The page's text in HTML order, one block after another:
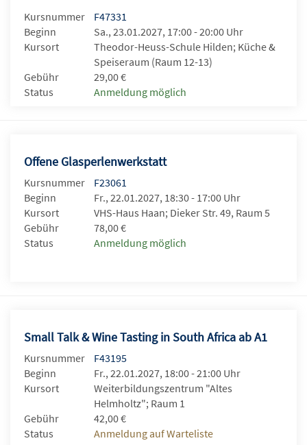
Kursnummer
F47331
Beginn
Sa., 23.01.2027, 17:00 - 20:00 Uhr
Kursort
Theodor-Heuss-Schule Hilden; Küche &
Speiseraum (Raum 12-13)
Gebühr
29,00 €
Status
Anmeldung möglich
Offene Glasperlenwerkstatt
Kursnummer
F23061
Beginn
Fr., 22.01.2027, 18:30 - 17:00 Uhr
Kursort
VHS-Haus Haan; Dieker Str. 49, Raum 5
Gebühr
78,00 €
Status
Anmeldung möglich
Small Talk & Wine Tasting in South Africa ab A1
Kursnummer
F43195
Beginn
Fr., 22.01.2027, 18:00 - 21:00 Uhr
Kursort
Weiterbildungszentrum "Altes
Helmholtz"; Raum 1
Gebühr
42,00 €
Status
Anmeldung auf Warteliste